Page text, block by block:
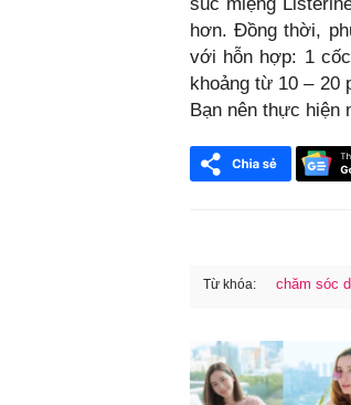
hơn. Đồng thời,
với hỗn hợp: 1
khoảng từ 10 – 20
Bạn nên thực hiện
Từ khóa: chăm sóc